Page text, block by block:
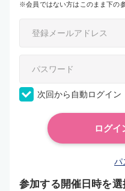
※会員ではない方はこのまま下の
次回から自動ログイン
パ
参加する開催日時を選